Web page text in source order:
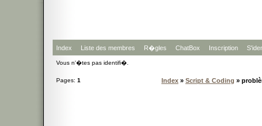
Index Liste des membres R�gles ChatBox Inscription
Vous n'�tes pas identifi�.
Pages: 1 Index » Script & Coding »